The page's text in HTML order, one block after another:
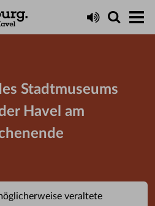
Stadtmuseums
Havel am
veraltete